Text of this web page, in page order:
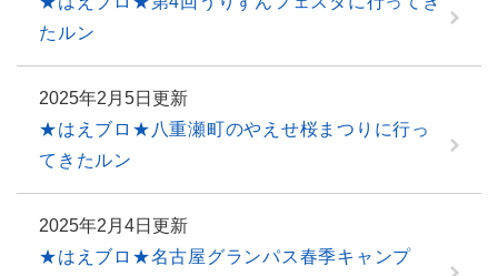
たルン
2025年2月5日更新
★はえブロ★八重瀬町のやえせ桜まつりに行っ
てきたルン
2025年2月4日更新
★はえブロ★名古屋グランパス春季キャンプ